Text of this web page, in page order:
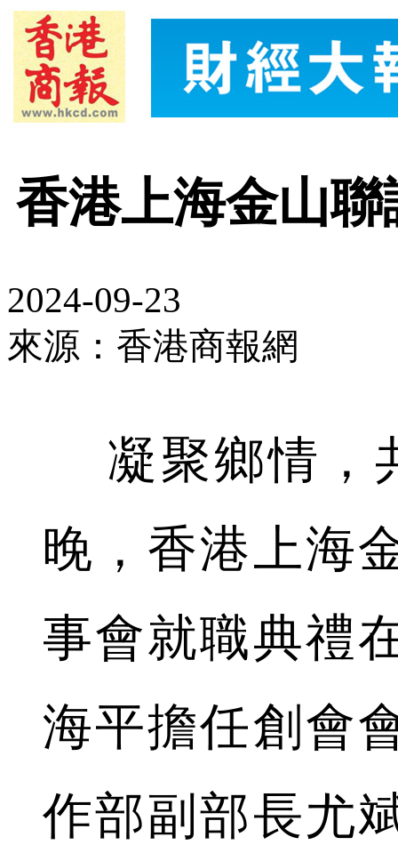
香港上海金山
2024-09-23
來源：香港商報網
凝聚鄉情，
晚，香港上海
事會就職典禮
海平擔任創會
作部副部長尤